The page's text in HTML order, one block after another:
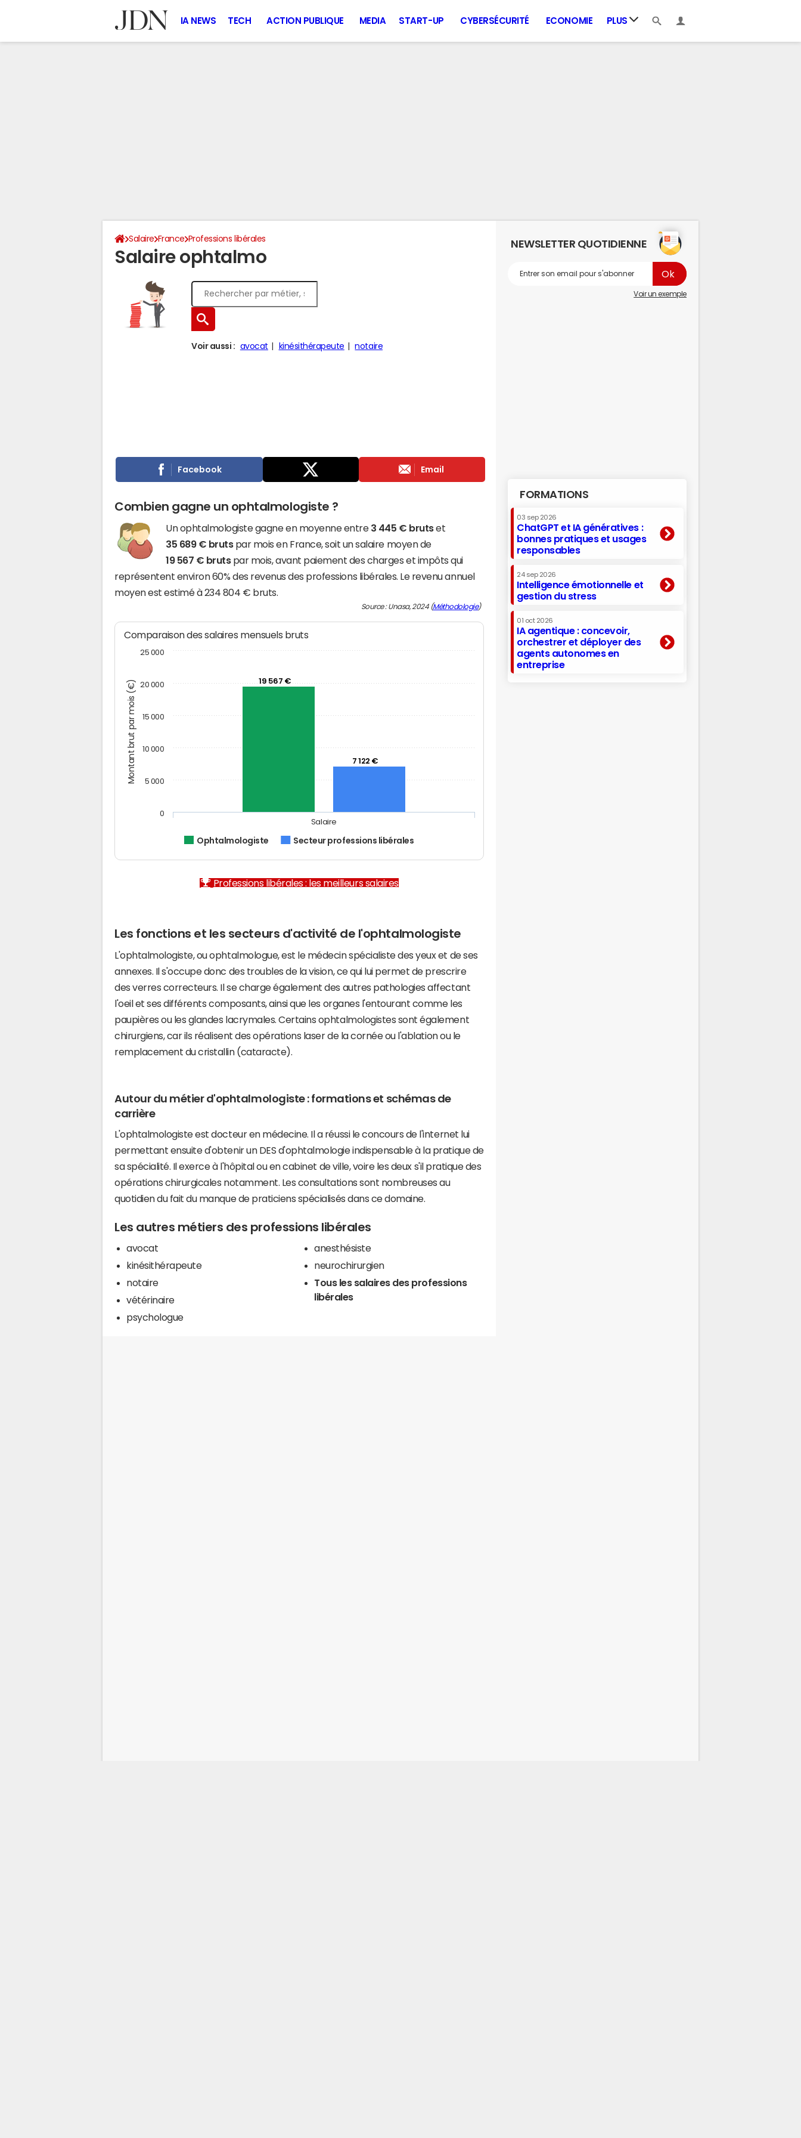
IA NEWS TECH ACTION PUBLIQUE MEDIA START-UP CYBERSÉCURITÉ ECONOMIE PLUS
Salaire France Professions libérales
Salaire ophtalmo
Voir aussi : avocat kinésithérapeute notaire
Facebook Email
Combien gagne un ophtalmologiste ?
Un ophtalmologiste gagne en moyenne entre 3 445 € brutset
35 689 € brutspar mois en France, soit un salaire moyen de
19 567 € brutspar mois, avant paiement des charges et impôts qui
représentent environ 60% des revenus des professions libérales. Le revenu annuel
moyen est estimé à 234 804 € bruts.
Source : Unasa, 2024 (Méthodologie)
Montant brut par mois (€)
Comparaison des salaires mensuels bruts
19 567 €
7 122 €
Ophtalmologiste Secteur professions libérales
Salaire
0
5 000
10 000
15 000
20 000
25 000
Professions libérales : les meilleurs salaires
Les fonctions et les secteurs d'activité de l'ophtalmologiste
L'ophtalmologiste, ou ophtalmologue, est le médecin spécialiste des yeux et de ses
annexes. Il s'occupe donc des troubles de la vision, ce qui lui permet de prescrire
des verres correcteurs. Il se charge également des autres pathologies affectant
l'oeil et ses différents composants, ainsi que les organes l'entourant comme les
paupières ou les glandes lacrymales. Certains ophtalmologistes sont également
chirurgiens, car ils réalisent des opérations laser de la cornée ou l'ablation ou le
remplacement du cristallin (cataracte).
Autour du métier d'ophtalmologiste : formations et schémas de
carrière
L'ophtalmologiste est docteur en médecine. Il a réussi le concours de l'internet lui
permettant ensuite d'obtenir un DES d'ophtalmologie indispensable à la pratique de
sa spécialité. Il exerce à l'hôpital ou en cabinet de ville, voire les deux s'il pratique des
opérations chirurgicales notamment. Les consultations sont nombreuses au
quotidien du fait du manque de praticiens spécialisés dans ce domaine.
Les autres métiers des professions libérales
avocat
kinésithérapeute
notaire
vétérinaire
psychologue
anesthésiste
neurochirurgien
Tous les salaires des professions
libérales
NEWSLETTER QUOTIDIENNE
Voir un exemple
FORMATIONS
03 sep 2026
ChatGPT et IA génératives :
bonnes pratiques et usages
responsables
24 sep 2026
Intelligence émotionnelle et
gestion du stress
01 oct 2026
IA agentique : concevoir,
orchestrer et déployer des
agents autonomes en
entreprise